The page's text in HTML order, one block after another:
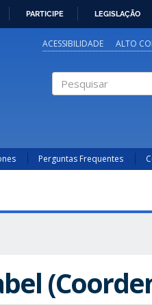
PARTICIPE LEGISLAÇÃO
ACESSIBILIDADE ALTO
Perguntas Frequentes